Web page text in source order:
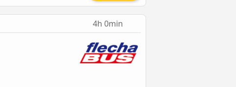
4h 0min